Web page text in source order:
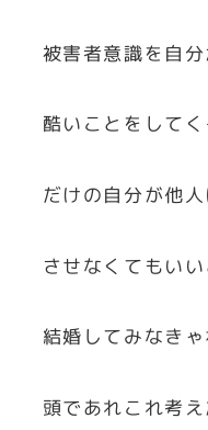
被害者意識を自
酷いことをして
だけの自分が他
させなくてもいい
結婚してみなき
頭であれこれ考